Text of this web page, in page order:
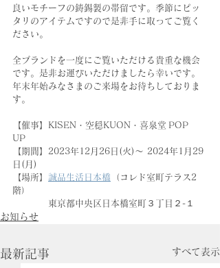
良いモチーフの鋳錫製の帯留です。季節にピッ
タリのアイテムですので是非手に取ってご覧く
ださい。
全ブランドを一度にご覧いただける貴重な機会
です。是非お運びいただけましたら幸いです。
年末年始みなさまのご来場をお待ちしておりま
す。
【催事】KISEN・空穏KUON・喜泉堂 POP
UP
【期間】2023年12月26日(火)～ 2024年1月29
日(月)
【場所】 誠品生活日本橋 （コレド室町テラス2
階）
東京都中央区日本橋室町３丁目２-１
お知らせ
最新記事 すべて表示